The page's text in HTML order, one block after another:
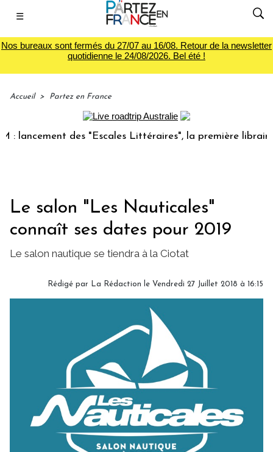
☰
Nos bureaux sont fermés du 27/07 au 16/08. Retour de la newsletter
quotidienne le 24/08/2026. Bel été !
Accueil > Partez en France
des "Escales Littéraires", la première librairie
Le salon "Les Nauticales"
connaît ses dates pour 2019
Le salon nautique se tiendra à la Ciotat
Rédigé par La Rédaction le Vendredi 27 Juillet 2018 à 16:15